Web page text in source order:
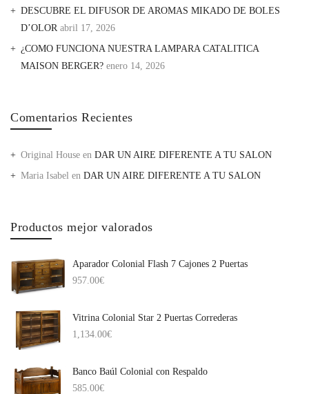
DESCUBRE EL DIFUSOR DE AROMAS MIKADO DE BOLES
D’OLOR abril 17, 2026
¿COMO FUNCIONA NUESTRA LAMPARA CATALITICA
MAISON BERGER? enero 14, 2026
Comentarios Recientes
Original House en DAR UN AIRE DIFERENTE A TU SALON
Maria Isabel en DAR UN AIRE DIFERENTE A TU SALON
Productos mejor valorados
Aparador Colonial Flash 7 Cajones 2 Puertas
957.00€
Vitrina Colonial Star 2 Puertas Correderas
1,134.00€
Banco Baúl Colonial con Respaldo
585.00€